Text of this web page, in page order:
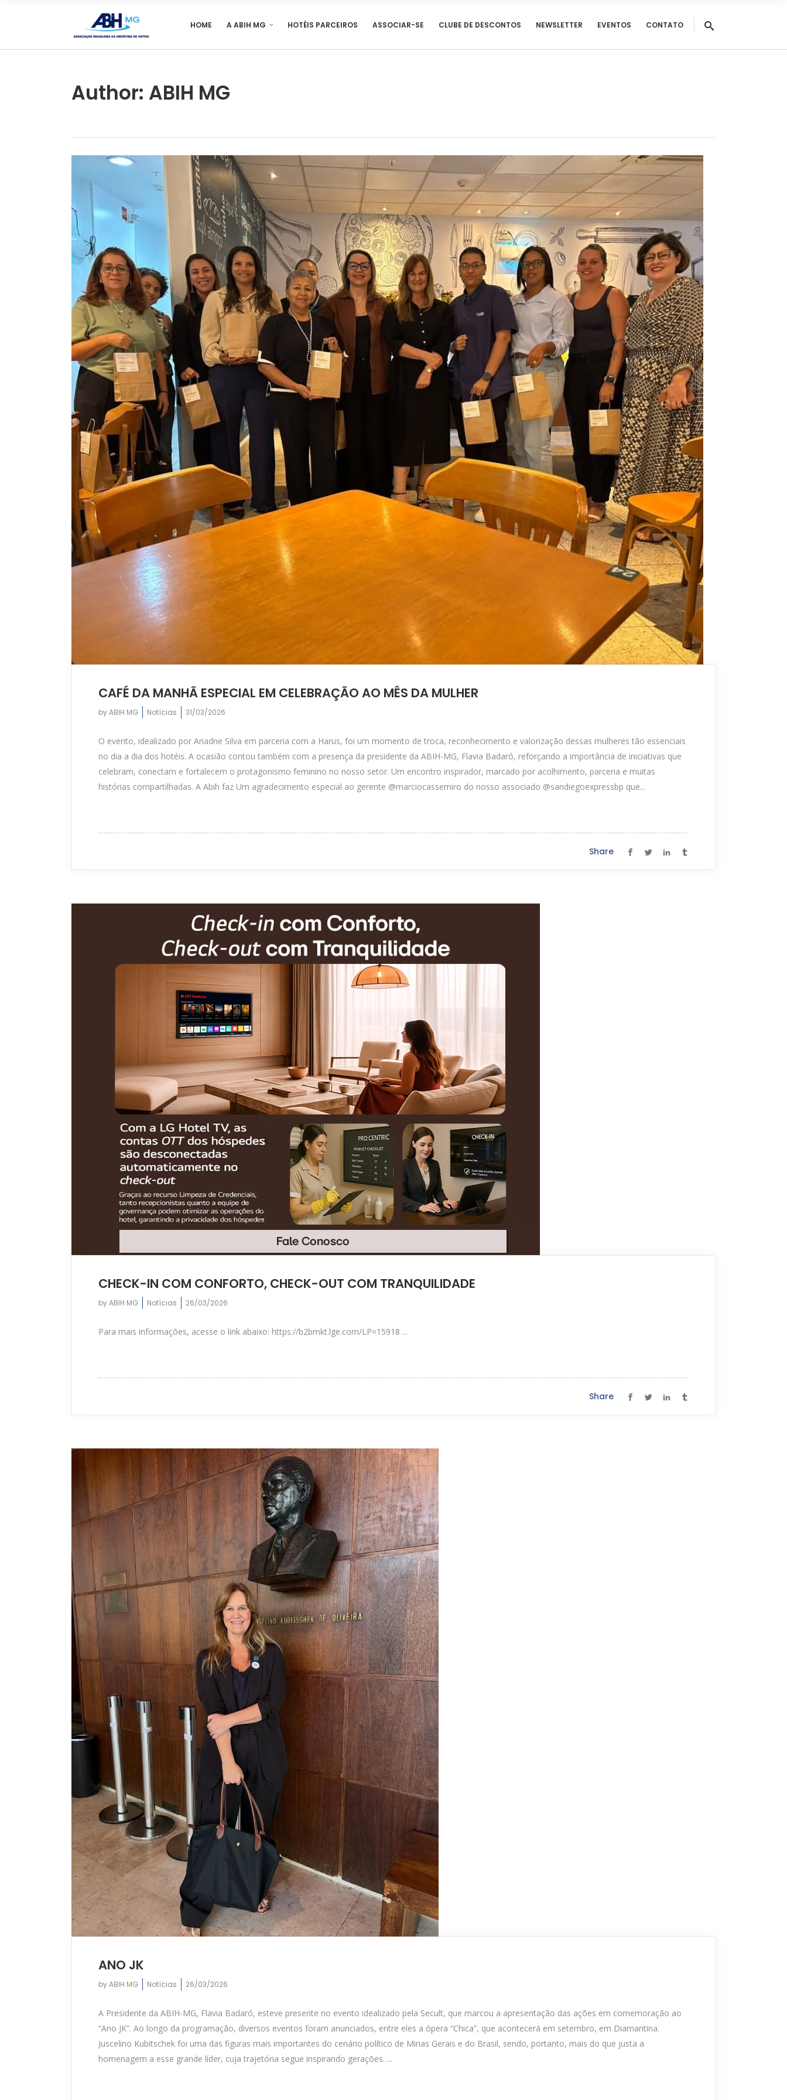
HOME A ABIH MG HOTÉIS PARCEIROS ASSOCIAR-SE CLUBE DE DESCONTOS NEWSLETTER EVENTOS CONTATO
Author: ABIH MG
CAFÉ DA MANHÃ ESPECIAL EM CELEBRAÇÃO AO MÊS DA MULHER
byABIH MG Notícias 31/03/2026
O evento, idealizado por Ariadne Silva em parceria com a Harus, foi um momento de troca, reconhecimento e valorização dessas mulheres tão essenciais
no dia a dia dos hotéis. A ocasião contou também com a presença da presidente da ABIH-MG, Flavia Badaró, reforçando a importância de iniciativas que
celebram, conectam e fortalecem o protagonismo feminino no nosso setor. Um encontro inspirador, marcado por acolhimento, parceria e muitas
histórias compartilhadas. A Abih faz Um agradecimento especial ao gerente @marciocassemiro do nosso associado @sandiegoexpressbp que...
Share
CHECK-IN COM CONFORTO, CHECK-OUT COM TRANQUILIDADE
byABIH MG Notícias 26/03/2026
Para mais informações, acesse o link abaixo: https://b2bmkt.lge.com/LP=15918 ...
Share
ANO JK
byABIH MG Notícias 26/03/2026
A Presidente da ABIH-MG, Flavia Badaró, esteve presente no evento idealizado pela Secult, que marcou a apresentação das ações em comemoração ao
“Ano JK”. Ao longo da programação, diversos eventos foram anunciados, entre eles a ópera “Chica”, que acontecerá em setembro, em Diamantina.
Juscelino Kubitschek foi uma das figuras mais importantes do cenário político de Minas Gerais e do Brasil, sendo, portanto, mais do que justa a
homenagem a esse grande líder, cuja trajetória segue inspirando gerações. ...